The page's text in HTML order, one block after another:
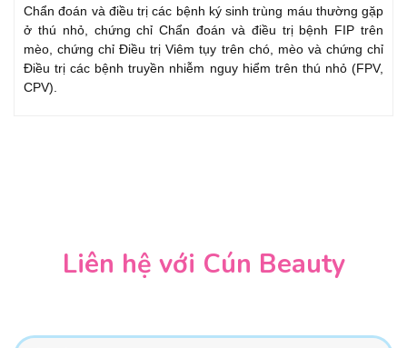
Chẩn đoán và điều trị các bệnh ký sinh trùng máu thường gặp
ở thú nhỏ, chứng chỉ Chẩn đoán và điều trị bệnh FIP trên
mèo, chứng chỉ Điều trị Viêm tụy trên chó, mèo và chứng chỉ
Điều trị các bệnh truyền nhiễm nguy hiểm trên thú nhỏ (FPV,
CPV).
Liên hệ với Cún Beauty